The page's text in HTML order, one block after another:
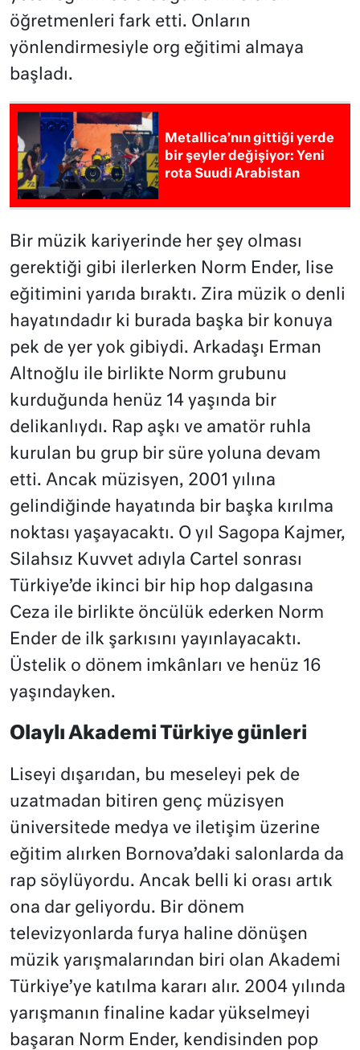
öğretmenleri fark etti. Onların
yönlendirmesiyle org eğitimi almaya
başladı.
Metallica’nın gittiği yerde
bir şeyler değişiyor: Yeni
rota Suudi Arabistan
Bir müzik kariyerinde her şey olması
gerektiği gibi ilerlerken Norm Ender, lise
eğitimini yarıda bıraktı. Zira müzik o denli
hayatındadır ki burada başka bir konuya
pek de yer yok gibiydi. Arkadaşı Erman
Altnoğlu ile birlikte Norm grubunu
kurduğunda henüz 14 yaşında bir
delikanlıydı. Rap aşkı ve amatör ruhla
kurulan bu grup bir süre yoluna devam
etti. Ancak müzisyen, 2001 yılına
gelindiğinde hayatında bir başka kırılma
noktası yaşayacaktı. O yıl Sagopa Kajmer,
Silahsız Kuvvet adıyla Cartel sonrası
Türkiye’de ikinci bir hip hop dalgasına
Ceza ile birlikte öncülük ederken Norm
Ender de ilk şarkısını yayınlayacaktı.
Üstelik o dönem imkânları ve henüz 16
yaşındayken.
Olaylı Akademi Türkiye günleri
Liseyi dışarıdan, bu meseleyi pek de
uzatmadan bitiren genç müzisyen
üniversitede medya ve iletişim üzerine
eğitim alırken Bornova’daki salonlarda da
rap söylüyordu. Ancak belli ki orası artık
ona dar geliyordu. Bir dönem
televizyonlarda furya haline dönüşen
müzik yarışmalarından biri olan Akademi
Türkiye’ye katılma kararı alır. 2004 yılında
yarışmanın finaline kadar yükselmeyi
başaran Norm Ender, kendisinden pop